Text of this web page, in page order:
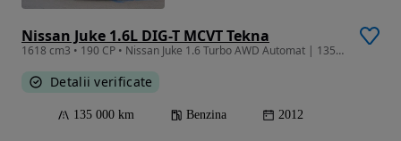
Nissan Juke 1.6L DIG-T MCVT Tekna
1618 cm3 • 190 CP • Nissan Juke 1.6 Turbo AWD Automat | 135.000 km
Detalii verificate
135 000 km Benzina 2012